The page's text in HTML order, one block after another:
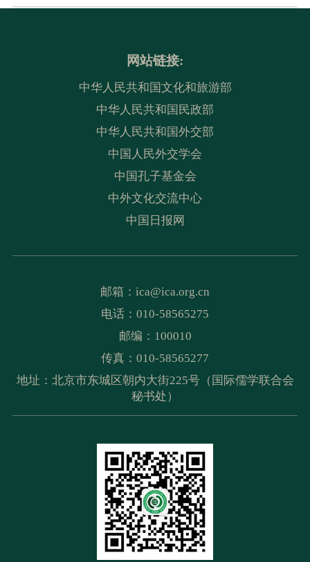
网站链接:
中华人民共和国文化和旅游部
中华人民共和国民政部
中华人民共和国外交部
中国人民外交学会
中国孔子基金会
中外文化交流中心
中国日报网
邮箱： ica@ica.org.cn
电话：010-58565275
邮编：100010
传真：010-58565277
地址：北京市东城区朝内大街225号（国际儒学联合会
秘书处）